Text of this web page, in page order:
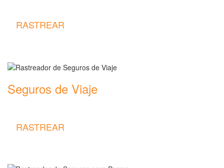
RASTREAR
Seguros de Viaje
RASTREAR